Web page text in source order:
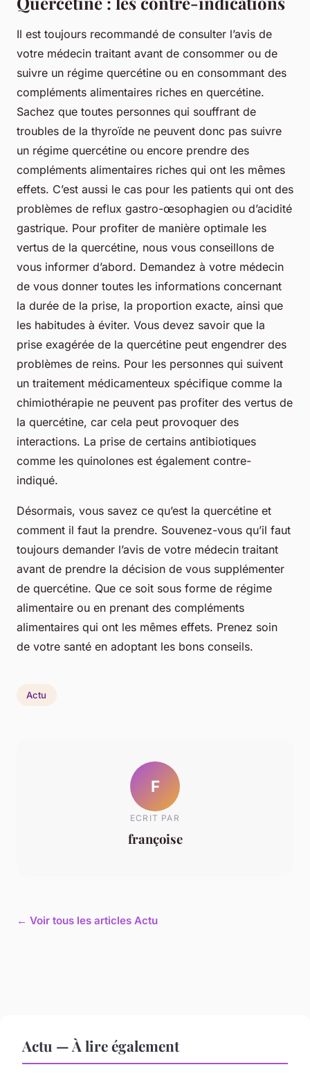
Il est toujours recommandé de consulter l’avis de
votre médecin traitant avant de consommer ou de
suivre un régime quercétine ou en consommant des
compléments alimentaires riches en quercétine.
Sachez que toutes personnes qui souffrant de
troubles de la thyroïde ne peuvent donc pas suivre
un régime quercétine ou encore prendre des
compléments alimentaires riches qui ont les mêmes
effets. C’est aussi le cas pour les patients qui ont des
problèmes de reflux gastro-œsophagien ou d’acidité
gastrique. Pour profiter de manière optimale les
vertus de la quercétine, nous vous conseillons de
vous informer d’abord. Demandez à votre médecin
de vous donner toutes les informations concernant
la durée de la prise, la proportion exacte, ainsi que
les habitudes à éviter. Vous devez savoir que la
prise exagérée de la quercétine peut engendrer des
problèmes de reins. Pour les personnes qui suivent
un traitement médicamenteux spécifique comme la
chimiothérapie ne peuvent pas profiter des vertus de
la quercétine, car cela peut provoquer des
interactions. La prise de certains antibiotiques
comme les quinolones est également contre-
indiqué.
Désormais, vous savez ce qu’est la quercétine et
comment il faut la prendre. Souvenez-vous qu’il faut
toujours demander l’avis de votre médecin traitant
avant de prendre la décision de vous supplémenter
de quercétine. Que ce soit sous forme de régime
alimentaire ou en prenant des compléments
alimentaires qui ont les mêmes effets. Prenez soin
de votre santé en adoptant les bons conseils.
Actu
F
ECRIT PAR
françoise
← Voir tous les articles Actu
Actu — À lire également